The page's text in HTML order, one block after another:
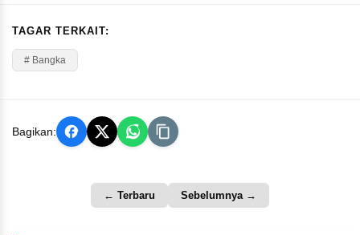
TAGAR TERKAIT:
# Bangka
Bagikan:
← Terbaru Sebelumnya →